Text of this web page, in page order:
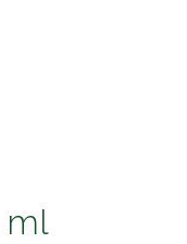
ml